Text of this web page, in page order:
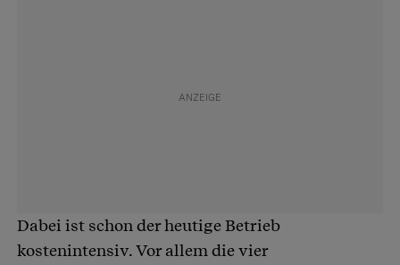
Dabei ist schon der heutige Betrieb
kostenintensiv. Vor allem die vier